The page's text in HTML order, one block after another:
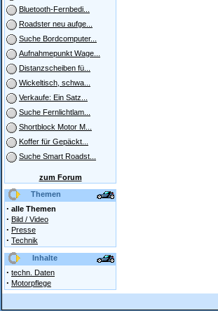
Bluetooth-Fernbedi...
Roadster neu aufge...
Suche Bordcomputer...
Aufnahmepunkt Wage...
Distanzscheiben fü...
Wickeltisch, schwa...
Verkaufe: Ein Satz...
Suche Fernlichtlam...
Shortblock Motor M...
Koffer für Gepäckt...
Suche Smart Roadst...
zum Forum
Themen
· alle Themen
· Bild / Video
· Presse
· Technik
Inhalte
· techn. Daten
· Motorpflege